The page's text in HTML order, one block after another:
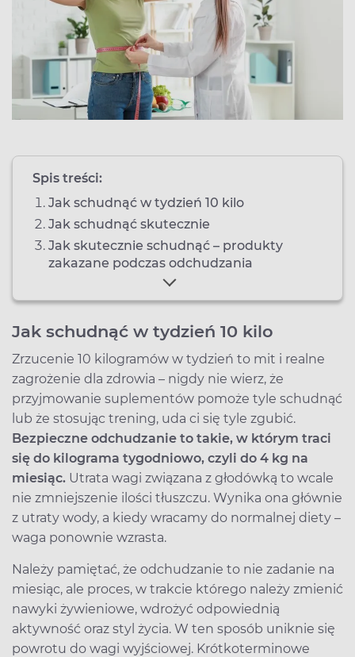
Spis treści:
Jak schudnąć w tydzień 10 kilo
Jak schudnąć skutecznie
Jak skutecznie schudnąć – produkty
zakazane podczas odchudzania
Jak schudnąć w tydzień 10 kilo
Zrzucenie 10 kilogramów w tydzień to mit i realne
zagrożenie dla zdrowia – nigdy nie wierz, że
przyjmowanie suplementów pomoże tyle schudnąć
lub że stosując trening, uda ci się tyle zgubić.
Bezpieczne odchudzanie to takie, w którym traci
się do kilograma tygodniowo, czyli do 4 kg na
miesiąc. Utrata wagi związana z głodówką to wcale
nie zmniejszenie ilości tłuszczu. Wynika ona głównie
z utraty wody, a kiedy wracamy do normalnej diety –
waga ponownie wzrasta.
Należy pamiętać, że odchudzanie to nie zadanie na
miesiąc, ale proces, w trakcie którego należy zmienić
nawyki żywieniowe, wdrożyć odpowiednią
aktywność oraz styl życia. W ten sposób uniknie się
powrotu do wagi wyjściowej. Krótkoterminowe